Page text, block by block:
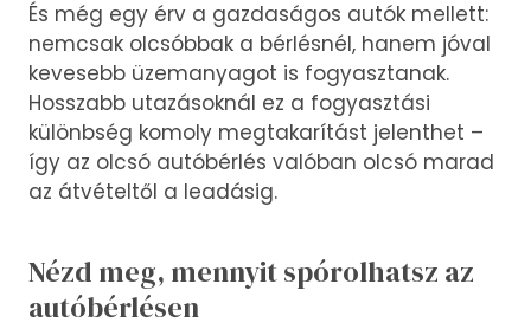
És még egy érv a gazdaságos autók mellett:
nemcsak olcsóbbak a bérlésnél, hanem jóval
kevesebb üzemanyagot is fogyasztanak.
Hosszabb utazásoknál ez a fogyasztási
különbség komoly megtakarítást jelenthet –
így az olcsó autóbérlés valóban olcsó marad
az átvételtől a leadásig.
Nézd meg, mennyit spórolhatsz az
autóbérlésen